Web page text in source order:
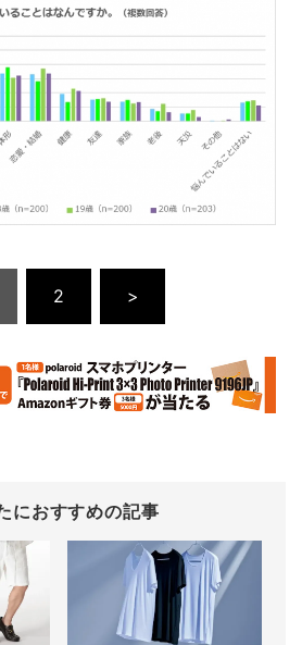
2 >
におすすめの記事